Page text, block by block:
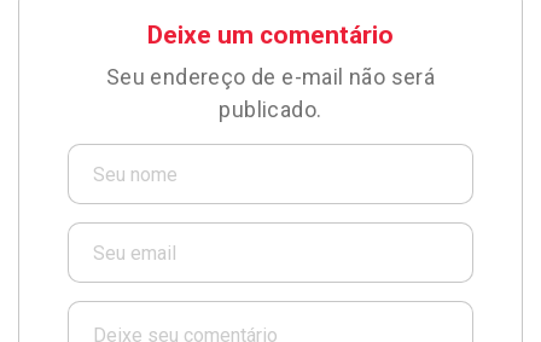
Deixe um comentário
Seu endereço de e-mail não será
publicado.